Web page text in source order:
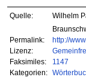
Quelle:
Wilhelm
Permalink:
http://
Lizenz:
Faksimiles:
1147
Kategorien: